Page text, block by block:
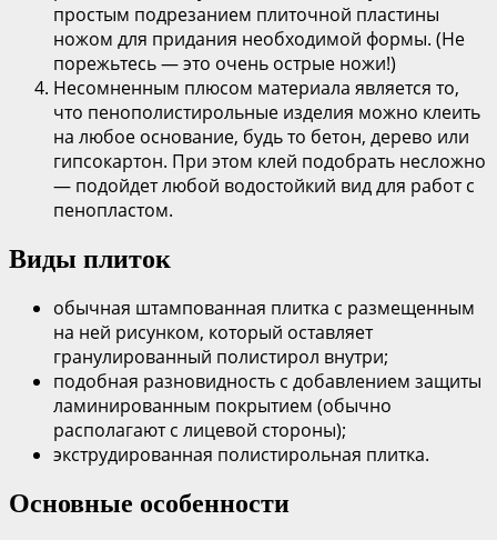
простым подрезанием плиточной пластины
ножом для придания необходимой формы. (Не
порежьтесь — это очень острые ножи!)
Несомненным плюсом материала является то,
что пенополистирольные изделия можно клеить
на любое основание, будь то бетон, дерево или
гипсокартон. При этом клей подобрать несложно
— подойдет любой водостойкий вид для работ с
пенопластом.
Виды плиток
обычная штампованная плитка с размещенным
на ней рисунком, который оставляет
гранулированный полистирол внутри;
подобная разновидность с добавлением защиты
ламинированным покрытием (обычно
располагают с лицевой стороны);
экструдированная полистирольная плитка.
Основные особенности